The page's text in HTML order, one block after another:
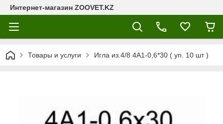
Интернет-магазин ZOOVET.KZ
Товары и услуги Игла из.4/8 4А1-0,6*30 ( уп. 10 шт )